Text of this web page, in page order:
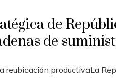
de
de
reubicación productivaLa